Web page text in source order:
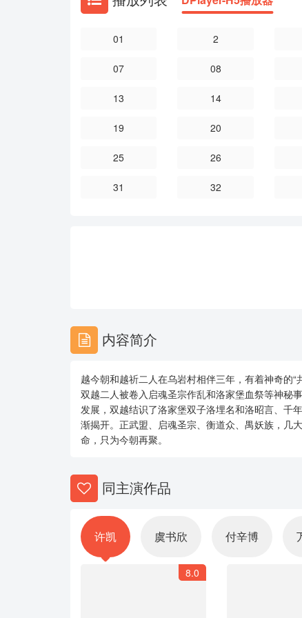
01 2
07 08
13 14
19 20
25 26
31 32
内容简介
越今朝和越祈二人在乌岩村相伴三年，有着神奇的
双越二人被卷入启魂圣宗作乱和洛家堡血祭等神秘
发展，双越结识了洛家堡双子洛埋名和洛昭言、千
渐揭开。正武盟、启魂圣宗、衡道众、禺妖族，几
命，只为今朝再聚。
同主演作品
许凯 虞书欣 付辛博
8.0